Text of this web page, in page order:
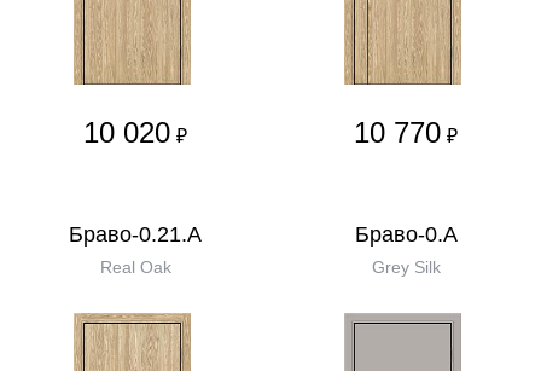
10 020 ₽ 10 770 ₽
Браво-0.21.А
Real Oak
Браво-0.А
Grey Silk